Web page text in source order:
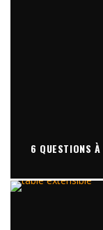
6 QUESTIONS